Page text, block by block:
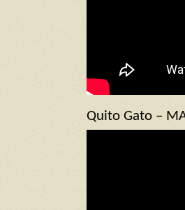
Quito Gato –